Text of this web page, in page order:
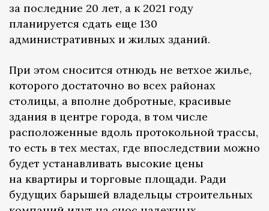
за последние 20 лет, а к 2021 году
планируется сдать еще 130
административных и жилых зданий.
При этом сносится отнюдь не ветхое жилье,
которого достаточно во всех районах
столицы, а вполне добротные, красивые
здания в центре города, в том числе
расположенные вдоль протокольной трассы,
то есть в тех местах, где впоследствии можно
будет устанавливать высокие цены
на квартиры и торговые площади. Ради
будущих барышей владельцы строительных